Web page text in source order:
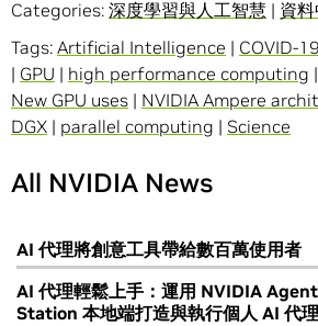
Categories: 深度學習與人工智慧 | 資
Tags: Artificial Intelligence | COVID-19
| GPU | high performance computing |
New GPU uses | NVIDIA Ampere
DGX | parallel computing | Science
All NVIDIA News
AI 代理將創意工具帶給數百萬使用者
AI 代理輕鬆上手：運用 NVIDIA
Station 本地端打造與執行個人 AI 代理